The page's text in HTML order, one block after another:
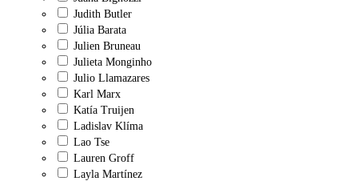
Judith Butler
Júlia Barata
Julien Bruneau
Julieta Monginho
Julio Llamazares
Karl Marx
Katía Truijen
Ladislav Klíma
Lao Tse
Lauren Groff
Layla Martínez